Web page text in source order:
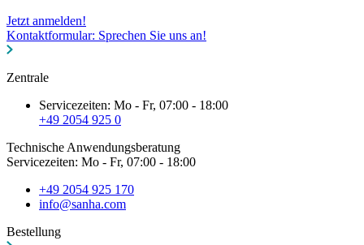
Jetzt anmelden!
Kontaktformular: Sprechen Sie uns an!
Zentrale
Servicezeiten: Mo - Fr, 07:00 - 18:00
+49 2054 925 0
Technische Anwendungsberatung
Servicezeiten: Mo - Fr, 07:00 - 18:00
+49 2054 925 170
info@sanha.com
Bestellung